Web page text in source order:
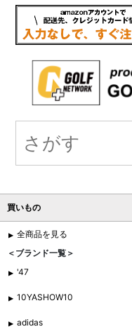
買いもの
全商品を見る
＜ブランド一覧＞
'47
10YASHOW10
adidas